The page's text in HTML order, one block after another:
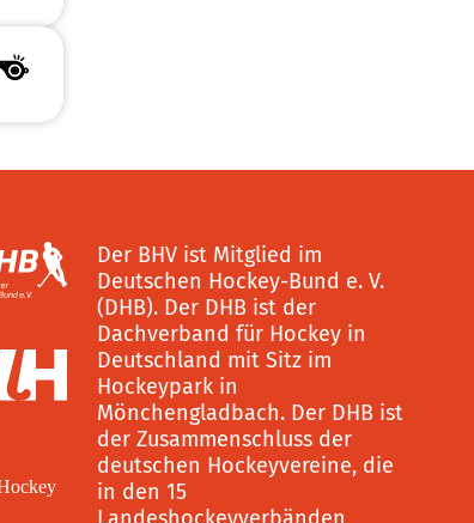
Der BHV ist Mitglied im
Deutschen Hockey-Bund e. V.
(DHB). Der DHB ist der
Dachverband für Hockey in
Deutschland mit Sitz im
Hockeypark in
Mönchengladbach. Der DHB ist
der Zusammenschluss der
deutschen Hockeyvereine, die
in den 15